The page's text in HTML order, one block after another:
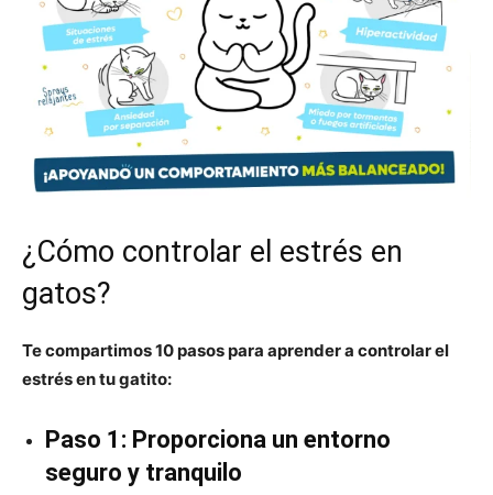
¿Cómo controlar el estrés en
gatos?
Te compartimos 10 pasos para aprender a controlar el
estrés en tu gatito:
Paso 1: Proporciona un entorno
seguro y tranquilo